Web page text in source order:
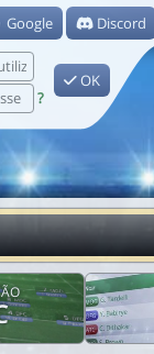
Google Discord
?
OK